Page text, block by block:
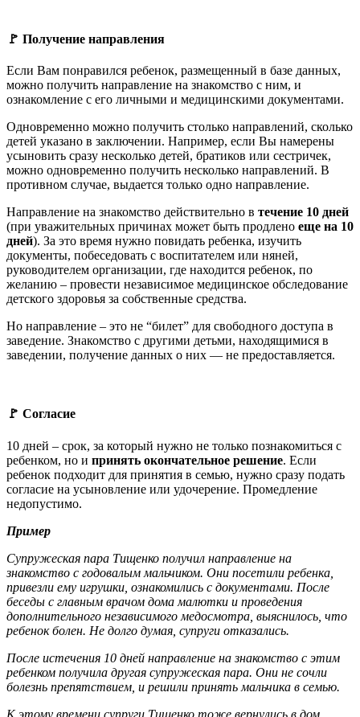
🚩 Получение направления
Если Вам понравился ребенок, размещенный в базе данных,
можно получить направление на знакомство с ним, и
ознакомление с его личными и медицинскими документами.
Одновременно можно получить столько направлений, сколько
детей указано в заключении. Например, если Вы намерены
усыновить сразу несколько детей, братиков или сестричек,
можно одновременно получить несколько направлений. В
противном случае, выдается только одно направление.
Направление на знакомство действительно в течение 10 дней
(при уважительных причинах может быть продлено еще на 10
дней). За это время нужно повидать ребенка, изучить
документы, побеседовать с воспитателем или няней,
руководителем организации, где находится ребенок, по
желанию – провести независимое медицинское обследование
детского здоровья за собственные средства.
Но направление – это не “билет” для свободного доступа в
заведение. Знакомство с другими детьми, находящимися в
заведении, получение данных о них — не предоставляется.
🚩 Согласие
10 дней – срок, за который нужно не только познакомиться с
ребенком, но и принять окончательное решение. Если
ребенок подходит для принятия в семью, нужно сразу подать
согласие на усыновление или удочерение. Промедление
недопустимо.
Пример
Супружеская пара Тищенко получил направление на
знакомство с годовалым мальчиком. Они посетили ребенка,
привезли ему игрушки, ознакомились с документами. После
беседы с главным врачом дома малютки и проведения
дополнительного независимого медосмотра, выяснилось, что
ребенок болен. Не долго думая, супруги отказались.
После истечения 10 дней направление на знакомство с этим
ребенком получила другая супружеская пара. Они не сочли
болезнь препятствием, и решили принять мальчика в семью.
К этому времени супруги Тищенко тоже вернулись в дом